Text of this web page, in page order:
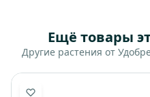
Ещё товары
Другие растения от